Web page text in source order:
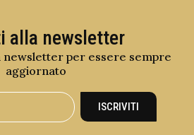
alla newsletter
newsletter per essere sempre
aggiornato
ISCRIVITI